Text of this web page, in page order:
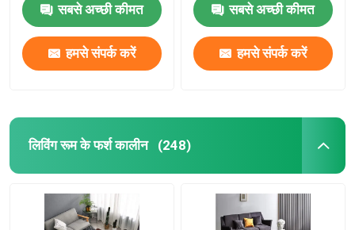
सबसे अच्छी कीमत
हमसे संपर्क करें
सबसे अच्छी कीमत
हमसे संपर्क करें
लिविंग रूम के फर्श कालीन (248)